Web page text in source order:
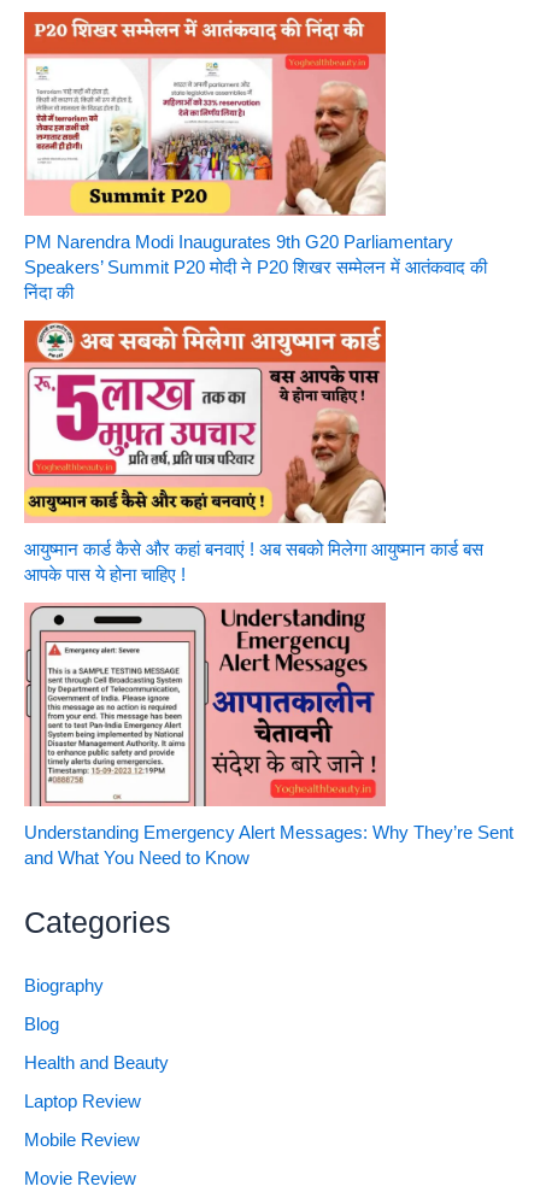
PM Narendra Modi Inaugurates 9th G20 Parliamentary
Speakers’ Summit P20 मोदी ने P20 शिखर सम्मेलन में आतंकवाद की
निंदा की
आयुष्मान कार्ड कैसे और कहां बनवाएं ! अब सबको मिलेगा आयुष्मान कार्ड बस
आपके पास ये होना चाहिए !
Understanding Emergency Alert Messages: Why They’re Sent
and What You Need to Know
Categories
Biography
Blog
Health and Beauty
Laptop Review
Mobile Review
Movie Review